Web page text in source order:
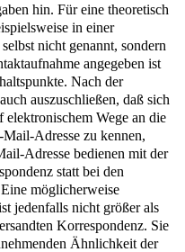
hin. Für eine theoretisch
in einer
nicht genannt, sondern
angegeben ist
Nach der
auszuschließen, daß sich
Wege an die
Adresse zu kennen,
Adresse bedienen mit der
statt bei den
möglicherweise
jedenfalls nicht größer als
Korrespondenz. Sie
Ähnlichkeit der